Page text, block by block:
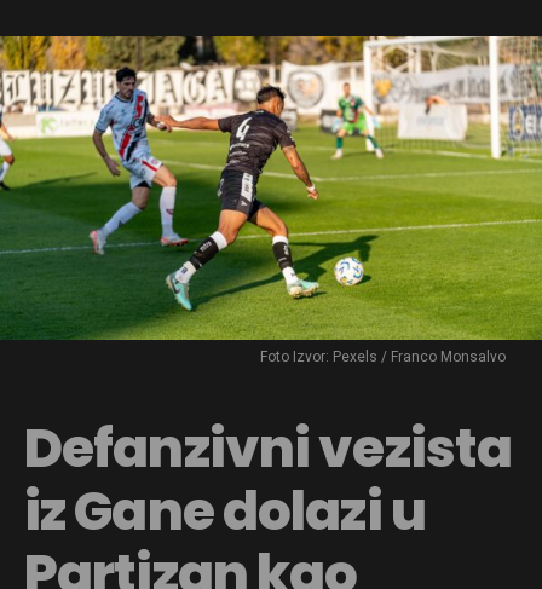
Foto Izvor: Pexels / Franco Monsalvo
Defanzivni vezista
iz Gane dolazi u
Partizan kao